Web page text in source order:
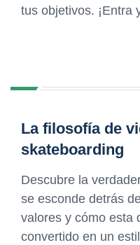
tus objetivos. ¡Entra
La filosofía de
skateboarding
Descubre la
se esconde detrás
valores y cómo esta
convertido en un